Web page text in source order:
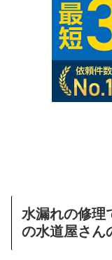
水漏れの修理
の水道屋さん